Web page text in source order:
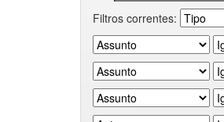
Filtros correntes: